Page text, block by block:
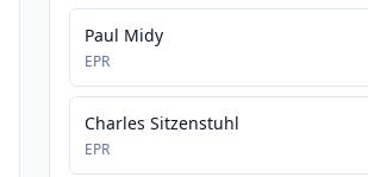
Paul Midy
EPR
Charles Sitzenstuhl
EPR